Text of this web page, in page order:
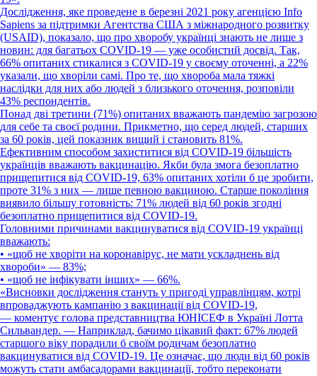
Дослідження, яке проведене в березні 2021 року агенцією Info
Sapiens за підтримки Агентства США з міжнародного розвитку
(USAID), показало, що про хворобу українці знають не лише з
новин: для багатьох COVID-19 — уже особистий досвід. Так,
66% опитаних стикалися з COVID-19 у своєму оточенні, а 22%
указали, що хворіли самі. Про те, що хвороба мала тяжкі
наслідки для них або людей з близького оточення, розповіли
43% респондентів.
Понад дві третини (71%) опитаних вважають пандемію загрозою
для себе та своєї родини. Прикметно, що серед людей, старших
за 60 років, цей показник вищий і становить 81%.
Ефективним способом захиститися від COVID-19 більшість
українців вважають вакцинацію. Якби була змога безоплатно
прищепитися від COVID-19, 63% опитаних хотіли б це зробити,
проте 31% з них — лише певною вакциною. Старше покоління
виявило більшу готовність: 71% людей від 60 років згодні
безоплатно прищепитися від COVID-19.
Головними причинами вакцинуватися від COVID-19 українці
вважають:
• «щоб не хворіти на коронавірус, не мати ускладнень від
хвороби» — 83%;
• «щоб не інфікувати інших» — 66%.
«Висновки дослідження стануть у пригоді управлінцям, котрі
впроваджують кампанію з вакцинації від COVID-19,
— коментує голова представництва ЮНІСЕФ в Україні Лотта
Сильвандер. — Наприклад, бачимо цікавий факт: 67% людей
старшого віку порадили б своїм родичам безоплатно
вакцинуватися від COVID-19. Це означає, що люди від 60 років
можуть стати амбасадорами вакцинації, тобто переконати